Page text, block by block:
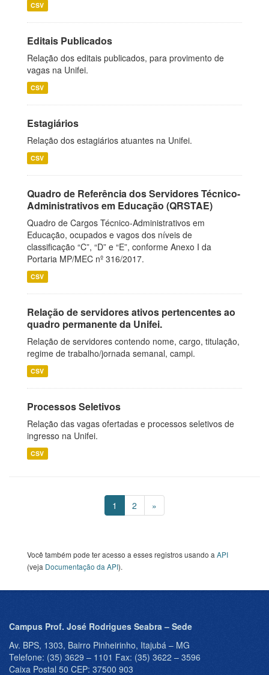
CSV
Editais Publicados
Relação dos editais publicados, para provimento de
vagas na Unifei.
CSV
Estagiários
Relação dos estagiários atuantes na Unifei.
CSV
Quadro de Referência dos Servidores Técnico-
Administrativos em Educação (QRSTAE)
Quadro de Cargos Técnico-Administrativos em
Educação, ocupados e vagos dos níveis de
classificação “C”, “D” e “E”, conforme Anexo I da
Portaria MP/MEC nº 316/2017.
CSV
Relação de servidores ativos pertencentes ao
quadro permanente da Unifei.
Relação de servidores contendo nome, cargo, titulação,
regime de trabalho/jornada semanal, campi.
CSV
Processos Seletivos
Relação das vagas ofertadas e processos seletivos de
ingresso na Unifei.
CSV
1 2 »
Você também pode ter acesso a esses registros usando a API
(veja Documentação da API).
Campus Prof. José Rodrigues Seabra – Sede
Av. BPS, 1303, Bairro Pinheirinho, Itajubá – MG
Telefone: (35) 3629 – 1101 Fax: (35) 3622 – 3596
Caixa Postal 50 CEP: 37500 903